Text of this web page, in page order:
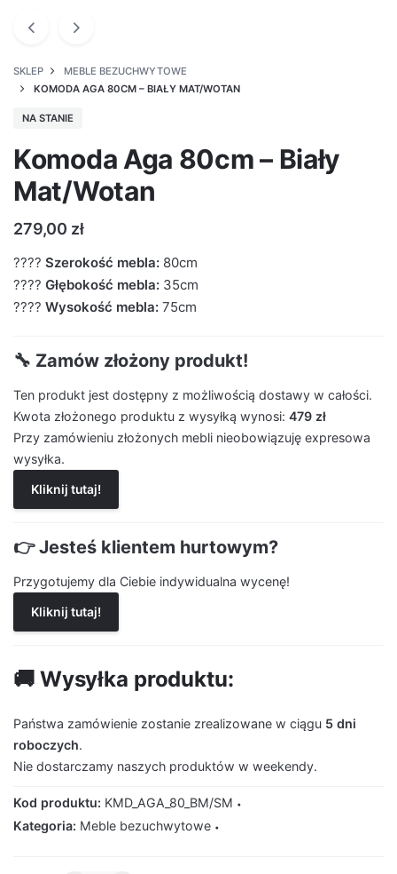
SKLEP
MEBLE BEZUCHWYTOWE
KOMODA AGA 80CM – BIAŁY MAT/WOTAN
NA STANIE
Komoda Aga 80cm – Biały
Mat/Wotan
279,00 zł
???? Szerokość mebla: 80cm
???? Głębokość mebla: 35cm
???? Wysokość mebla: 75cm
🔧 Zamów złożony produkt!
Ten produkt jest dostępny z możliwością dostawy w całości.
Kwota złożonego produktu z wysyłką wynosi: 479 zł
Przy zamówieniu złożonych mebli nieobowiązuję expresowa
wysyłka.
Kliknij tutaj!
👉 Jesteś klientem hurtowym?
Przygotujemy dla Ciebie indywidualna wycenę!
Kliknij tutaj!
🚚 Wysyłka produktu:
Państwa zamówienie zostanie zrealizowane w ciągu 5 dni
roboczych.
Nie dostarczamy naszych produktów w weekendy.
Kod produktu: KMD_AGA_80_BM/SM
Kategoria: Meble bezuchwytowe